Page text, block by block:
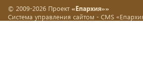
© 2009-2026 Проект «Епархия»»
Система управления сайтом - CMS